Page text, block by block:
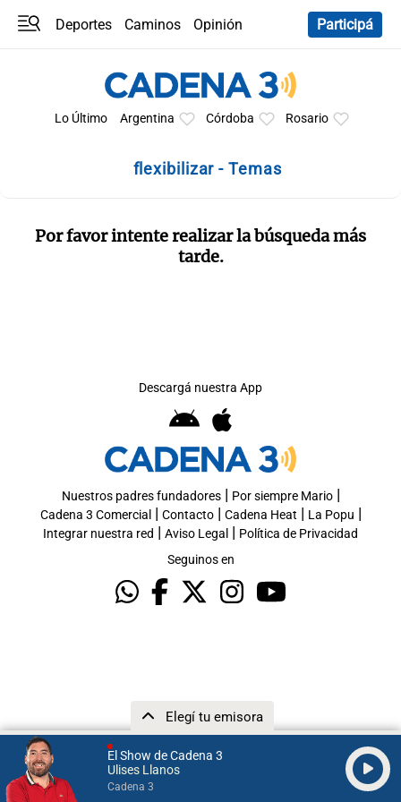
El Show de Cadena 3
Ulises Llanos
Cadena 3
Elegí tu emisora
Deportes Caminos
Opinión
Participá
Lo Último Argentina Córdoba Rosario
flexibilizar - Temas
Por favor intente realizar la búsqueda más
tarde.
Descargá nuestra App
Nuestros padres fundadores| Por siempre Mario|
Cadena 3 Comercial | Contacto| Cadena Heat | La Popu |
Integrar nuestra red | Aviso Legal | Política de Privacidad
Seguinos en